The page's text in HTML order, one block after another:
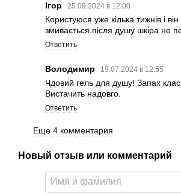
Ігор 25.09.2024 в 12:00
Користуюся уже кілька тижнів і
змивається.після душу шкіра не
Ответить
Володимир 19.07.2024 в 12:55
Чдовий гель для душу! Запах
Вистачить надовго.
Ответить
Еще 4 комментария
Новый отзыв или комментарий